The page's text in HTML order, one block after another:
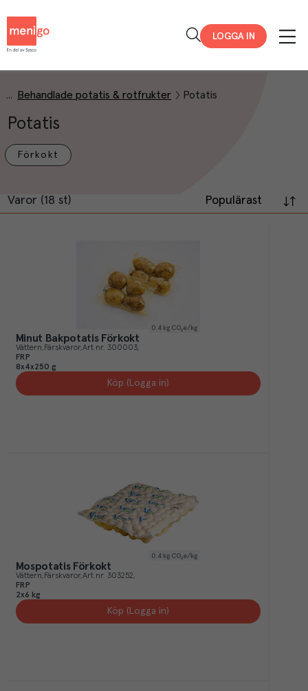
LOGGA IN
Behandlade potatis & rotfrukter Potatis
Potatis
Förkokt
Varor (18 st) Populärast
0.4 kg CO₂e/kg
Minut Bakpotatis Förkokt
Vättern Färskvaror Art.nr. 300003
FRP
8x4x250 g
Köp (Logga in)
0.4 kg CO₂e/kg
Mospotatis Förkokt
Vättern Färskvaror Art.nr. 303252
FRP
2x6 kg
Köp (Logga in)